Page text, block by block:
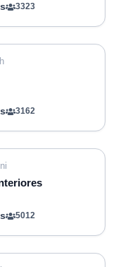
3323
3162
5012